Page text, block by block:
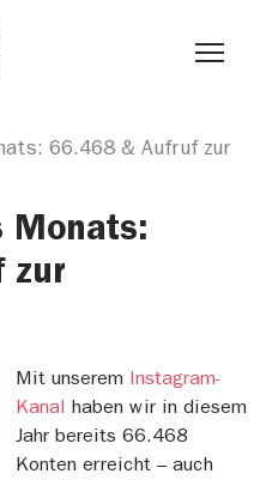
66.468 & Aufruf zur
Monats:
zur
Mit unserem Instagram-
Kanal haben wir in diesem
Jahr bereits 66.468
Konten erreicht – auch